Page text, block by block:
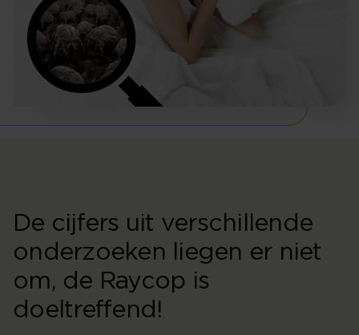
De cijfers uit verschillende
onderzoeken liegen er niet
om, de Raycop is
doeltreffend!